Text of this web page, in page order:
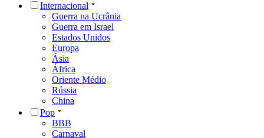
Internacional
Guerra na Ucrânia
Guerra em Israel
Estados Unidos
Europa
Ásia
África
Oriente Médio
Rússia
China
Pop
BBB
Carnaval